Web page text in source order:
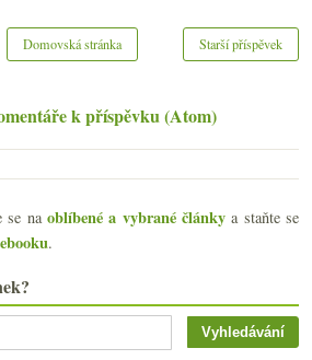
Starší příspěvek
Domovská stránka
k příspěvku (Atom)
se naoblíbené a vybrané články a staňte se
.